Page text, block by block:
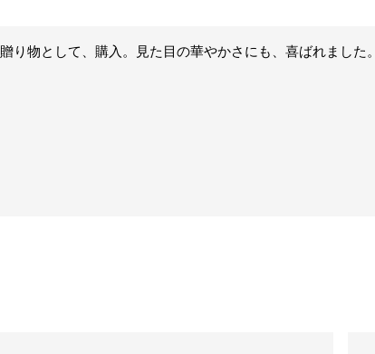
贈り物として、購入。見た目の華やかさにも、喜ばれました。